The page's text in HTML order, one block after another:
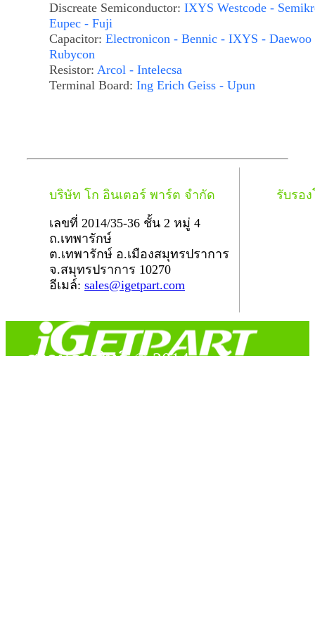
Discreate Semiconductor: IXYS Westcode -
Eupec - Fuji
Capacitor: Electronicon - Bennic - IXYS - Daewoo
Rubycon
Resistor: Arcol - Intelecsa
Terminal Board: Ing Erich Geiss - Upun
บริษัท โก อินเตอร์ พาร์ต จำกัด
เลขที่ 2014/35-36 ชั้น 2 หมู่ 4
ถ.เทพารักษ์
ต.เทพารักษ์ อ.เมืองสมุทรปราการ
จ.สมุทรปราการ 10270
อีเมล์: sales@igetpart.com
รับรอ
สงวนลิขสิทธิ์ © 2014